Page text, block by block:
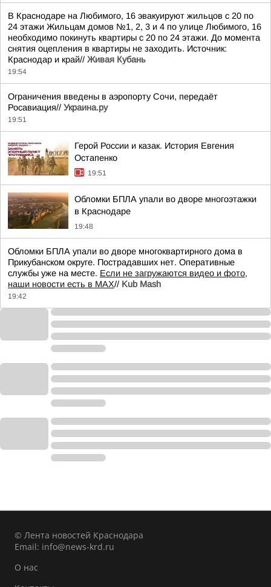
В Краснодаре на Любимого, 16 эвакуируют жильцов с 20 по
24 этажи Жильцам домов №1, 2, 3 и 4 по улице Любимого, 16
необходимо покинуть квартиры с 20 по 24 этажи. До момента
снятия оцепления в квартиры не заходить. Источник:
Краснодар и край// Живая Кубань
19:54
Ограничения введены в аэропорту Сочи, передаёт
Росавиация// Украина.ру
19:51
Герой России и казак. История Евгения
Остапенко
19:51
Обломки БПЛА упали во дворе многоэтажки
в Краснодаре
19:48
Обломки БПЛА упали во дворе многоквартирного дома в
Прикубанском округе. Пострадавших нет. Оперативные
службы уже на месте. Если не загружаются видео и фото,
наши новости есть в MAX// Kub Mash
19:42
© Лента новостей Краснодара
Email: info@news-krd.ru
О нас